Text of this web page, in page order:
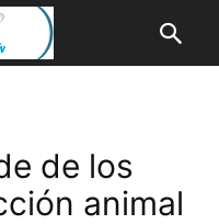
de los
animal